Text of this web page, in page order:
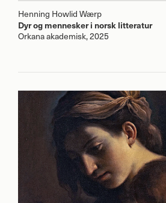
Henning Howlid Wærp
Dyr og mennesker i norsk litteratur
Orkana akademisk, 2025